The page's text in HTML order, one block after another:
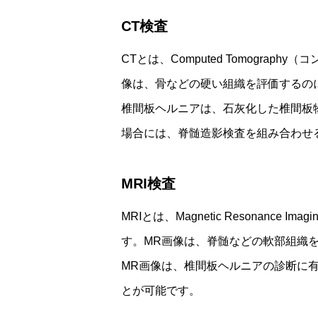
CT検査
CTとは、Computed Tomography（コ
像は、骨などの硬い組織を評価するの
椎間板ヘルニアは、石灰化した椎間
場合には、脊髄造影検査を組み合わせ
MRI検査
MRIとは、Magnetic Resonance
す。MR画像は、脊髄などの軟部組織
MR画像は、椎間板ヘルニアの診断に
とが可能です。